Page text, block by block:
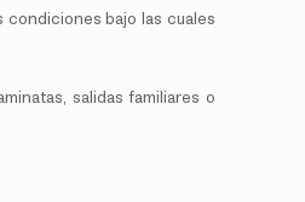
bajo las cuales
salidas familiares o